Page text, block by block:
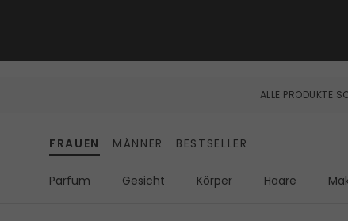
ALLE PRODUKTE
FRAUEN MÄNNER BESTSELLER
Parfum Gesicht Körper Haare